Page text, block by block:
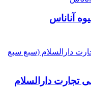
آناناس
تجارت دارالسلام